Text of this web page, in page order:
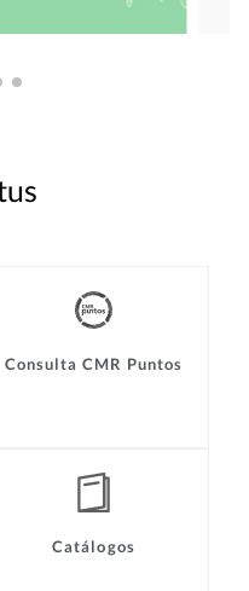
Consulta CMR Puntos
Catálogos